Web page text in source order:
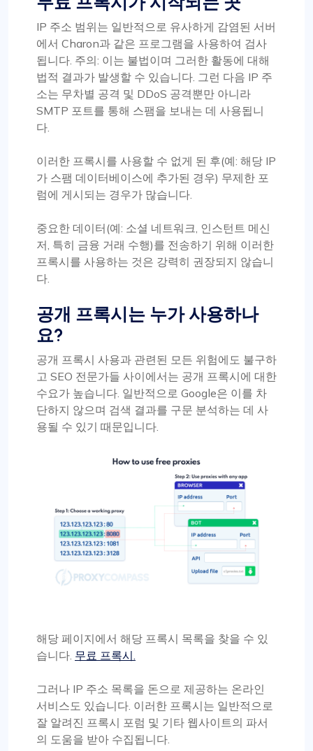
IP 주소 범위는 일반적으로 유사하게 감염된 서버
에서 Charon과 같은 프로그램을 사용하여 검사
됩니다. 주의: 이는 불법이며 그러한 활동에 대해
법적 결과가 발생할 수 있습니다. 그런 다음 IP 주
소는 무차별 공격 및 DDoS 공격뿐만 아니라
SMTP 포트를 통해 스팸을 보내는 데 사용됩니
다.
이러한 프록시를 사용할 수 없게 된 후(예: 해당 IP
가 스팸 데이터베이스에 추가된 경우) 무제한 포
럼에 게시되는 경우가 많습니다.
중요한 데이터(예: 소셜 네트워크, 인스턴트 메신
저, 특히 금융 거래 수행)를 전송하기 위해 이러한
프록시를 사용하는 것은 강력히 권장되지 않습니
다.
공개 프록시는 누가 사용하나
요?
공개 프록시 사용과 관련된 모든 위험에도 불구하
고 SEO 전문가들 사이에서는 공개 프록시에 대한
수요가 높습니다. 일반적으로 Google은 이를 차
단하지 않으며 검색 결과를 구문 분석하는 데 사
용될 수 있기 때문입니다.
해당 페이지에서 해당 프록시 목록을 찾을 수 있
습니다. 무료 프록시.
그러나 IP 주소 목록을 돈으로 제공하는 온라인
서비스도 있습니다. 이러한 프록시는 일반적으로
잘 알려진 프록시 포럼 및 기타 웹사이트의 파서
의 도움을 받아 수집됩니다.